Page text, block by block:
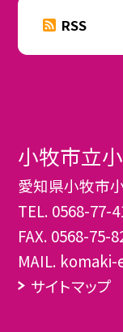
RSS
小牧市立
愛知県小牧市
TEL. 0568-77-
FAX. 0568-75-
MAIL.
サイトマップ